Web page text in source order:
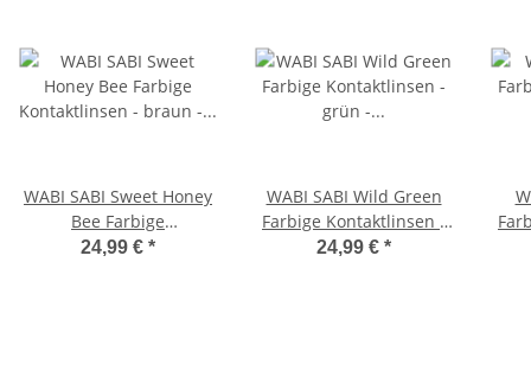
WABI SABI Sweet Honey
Bee Farbige
Kontaktlinsen - braun -
24,99 € *
WABI SABI Wild Green
Farbige Kontaktlinsen -
grün - hochdeckende 3
24,99 € *